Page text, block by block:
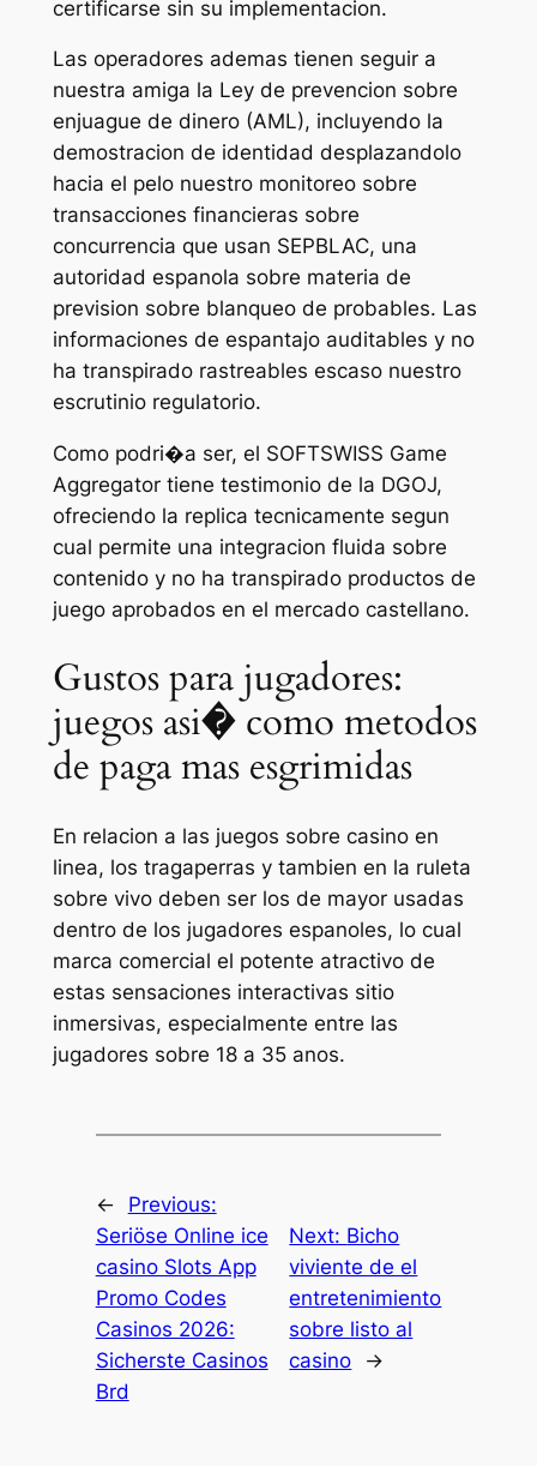
certificarse sin su implementacion.
Las operadores ademas tienen seguir a
nuestra amiga la Ley de prevencion sobre
enjuague de dinero (AML), incluyendo la
demostracion de identidad desplazandolo
hacia el pelo nuestro monitoreo sobre
transacciones financieras sobre
concurrencia que usan SEPBLAC, una
autoridad espanola sobre materia de
prevision sobre blanqueo de probables. Las
informaciones de espantajo auditables y no
ha transpirado rastreables escaso nuestro
escrutinio regulatorio.
Como podri�a ser, el SOFTSWISS Game
Aggregator tiene testimonio de la DGOJ,
ofreciendo la replica tecnicamente segun
cual permite una integracion fluida sobre
contenido y no ha transpirado productos de
juego aprobados en el mercado castellano.
Gustos para jugadores:
juegos asi� como metodos
de paga mas esgrimidas
En relacion a las juegos sobre casino en
linea, los tragaperras y tambien en la ruleta
sobre vivo deben ser los de mayor usadas
dentro de los jugadores espanoles, lo cual
marca comercial el potente atractivo de
estas sensaciones interactivas sitio
inmersivas, especialmente entre las
jugadores sobre 18 a 35 anos.
←
Previous:
Seriöse Online ice
casino Slots App
Promo Codes
Casinos 2026:
Sicherste Casinos
Brd
Next: Bicho
viviente de el
entretenimiento
sobre listo al
casino
→